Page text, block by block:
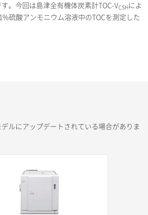
。今回は島津全有機体炭素計TOC-VCSH によ
硫酸アンモニウム溶液中のTOCを測定した
ルにアップデートされている場合がありま